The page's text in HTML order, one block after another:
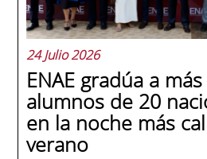
24 Julio 2026
ENAE gradúa a
alumnos de 20
en la noche más
verano